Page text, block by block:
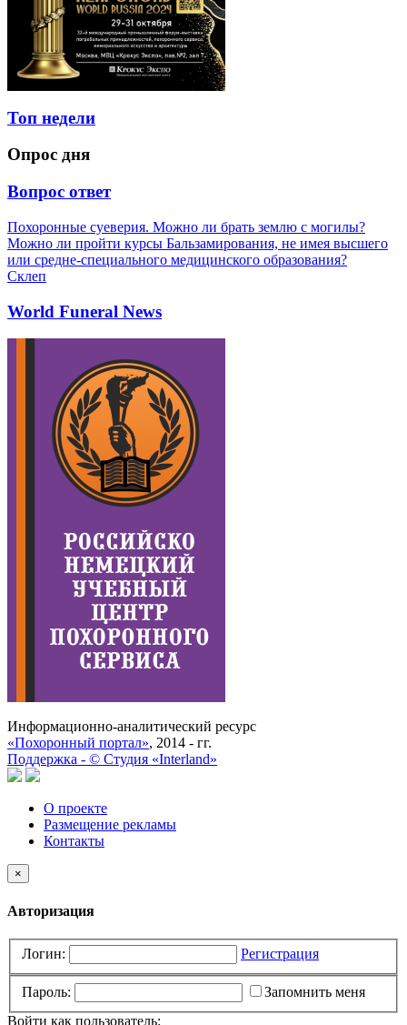
Топ недели
Опрос дня
Вопрос ответ
Похоронные суеверия. Можно ли брать землю с могилы?
Можно ли пройти курсы Бальзамирования, не имея высшего
или средне-специального медицинского образования?
Склеп
World Funeral News
Информационно-аналитический ресурс
«Похоронный портал», 2014 - гг.
Поддержка - © Cтудия «Interland»
О проекте
Размещение рекламы
Контакты
×
Авторизация
Логин: Регистрация
Пароль:
Запомнить меня
Войти как пользователь: